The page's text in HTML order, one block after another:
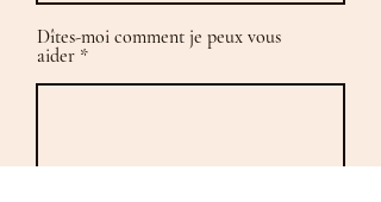
Dîtes-moi comment je peux vous
aider